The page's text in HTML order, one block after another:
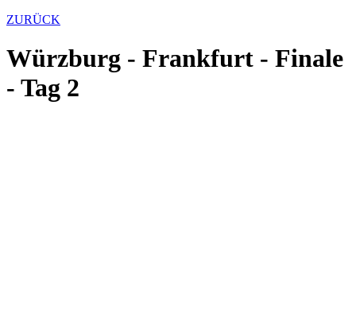
ZURÜCK
Würzburg - Frankfurt - Finale
- Tag 2